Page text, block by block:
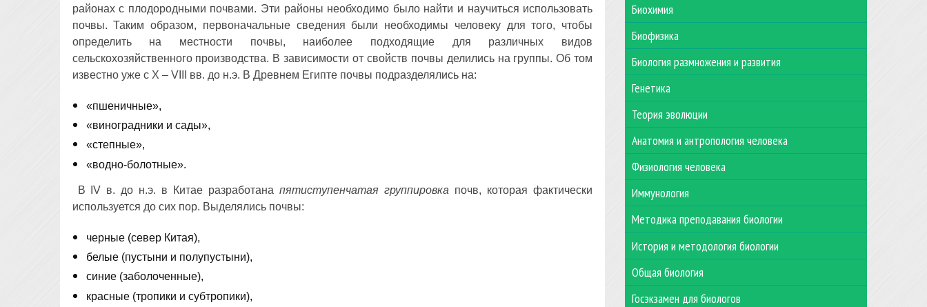
районах с плодородными почвами. Эти районы необходимо было найти и научиться использовать
почвы. Таким образом, первоначальные сведения были необходимы человеку для того, чтобы
определить на местности почвы, наиболее подходящие для различных видов
сельскохозяйственного производства. В зависимости от свойств почвы делились на группы. Об том
известно уже с X – VIII вв. до н.э. В Древнем Египте почвы подразделялись на:
«пшеничные»,
«виноградники и сады»,
«степные»,
«водно-болотные».
В IV в. до н.э. в Китае разработанапятиступенчатая группировка почв, которая фактически
используется до сих пор. Выделялись почвы:
черные (север Китая),
белые (пустыни и полупустыни),
синие (заболоченные),
красные (тропики и субтропики),
Биохимия
Биофизика
Биология размножения и развития
Генетика
Теория эволюции
Анатомия и антропология человека
Физиология человека
Иммунология
Методика преподавания биологии
История и методология биологии
Общая биология
Госэкзамен для биологов